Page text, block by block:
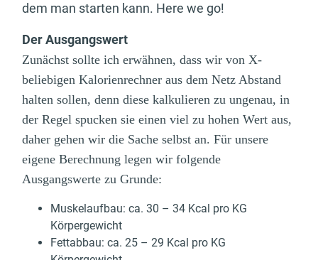
dem man starten kann. Here we go!
Der Ausgangswert
Zunächst sollte ich erwähnen, dass wir von X-
beliebigen Kalorienrechner aus dem Netz Abstand
halten sollen, denn diese kalkulieren zu ungenau, in
der Regel spucken sie einen viel zu hohen Wert aus,
daher gehen wir die Sache selbst an. Für unsere
eigene Berechnung legen wir folgende
Ausgangswerte zu Grunde:
Muskelaufbau: ca. 30 – 34 Kcal pro KG
Körpergewicht
Fettabbau: ca. 25 – 29 Kcal pro KG